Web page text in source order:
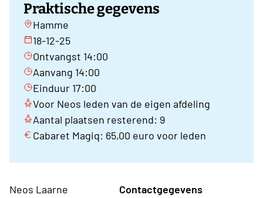
Praktische gegevens
Hamme
18-12-25
Ontvangst 14:00
Aanvang 14:00
Einduur 17:00
Voor Neos leden van de eigen afdeling
Aantal plaatsen resterend: 9
Cabaret Magiq: 65,00 euro voor leden
Neos Laarne
Contactgegevens